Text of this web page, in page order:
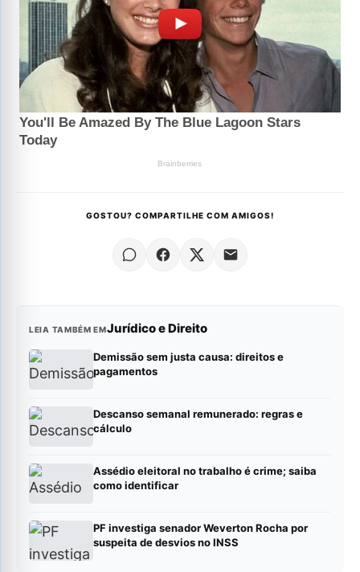
GOSTOU? COMPARTILHE COM AMIGOS!
LEIA TAMBÉM EMJurídico e Direito
Demissão sem justa causa: direitos e
pagamentos
Descanso semanal remunerado: regras e
cálculo
Assédio eleitoral no trabalho é crime; saiba
como identificar
PF investiga senador Weverton Rocha por
suspeita de desvios no INSS